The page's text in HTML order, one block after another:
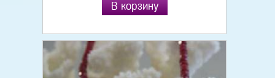
В корзину